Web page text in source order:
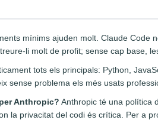
mínims ajuden molt. Claude Code
li molt de profit; sense cap base,
tots els principals: Python,
sense problema els més usats
Anthropic? Anthropic té una política
la privacitat del codi és crítica. Per a